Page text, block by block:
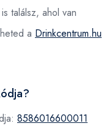
találsz, ahol van
a Drinkcentrum.hu
8586016600011